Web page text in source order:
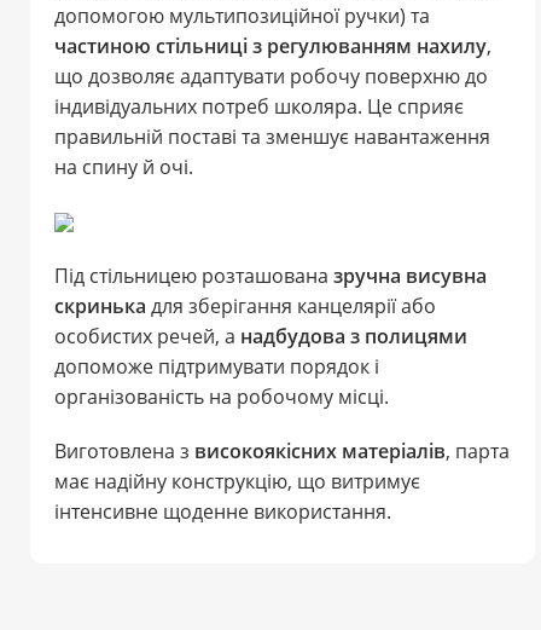
допомогою мультипозиційної ручки) та
частиною стільниці з регулюванням нахилу,
що дозволяє адаптувати робочу поверхню до
індивідуальних потреб школяра. Це сприяє
правильній поставі та зменшує навантаження
на спину й очі.
Під стільницею розташована зручна висувна
скринька для зберігання канцелярії або
особистих речей, а надбудова з полицями
допоможе підтримувати порядок і
організованість на робочому місці.
Виготовлена з високоякісних матеріалів, парта
має надійну конструкцію, що витримує
інтенсивне щоденне використання.